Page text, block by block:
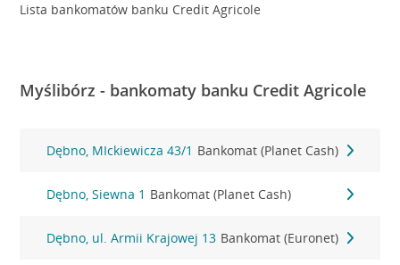
Lista bankomatów banku Credit Agricole
Myślibórz - bankomaty banku Credit Agricole
Dębno, MIckiewicza 43/1 Bankomat (Planet Cash)
Dębno, Siewna 1 Bankomat (Planet Cash)
Dębno, ul. Armii Krajowej 13 Bankomat (Euronet)